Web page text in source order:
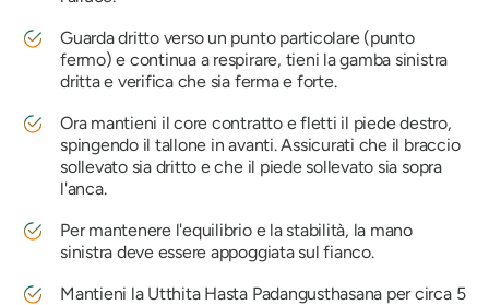
Guarda dritto verso un punto particolare (punto
fermo) e continua a respirare, tieni la gamba sinistra
dritta e verifica che sia ferma e forte.
Ora mantieni il core contratto e fletti il ​​piede destro,
spingendo il tallone in avanti. Assicurati che il braccio
sollevato sia dritto e che il piede sollevato sia sopra
l'anca.
Per mantenere l'equilibrio e la stabilità, la mano
sinistra deve essere appoggiata sul fianco.
Mantieni la Utthita Hasta Padangusthasana per circa 5